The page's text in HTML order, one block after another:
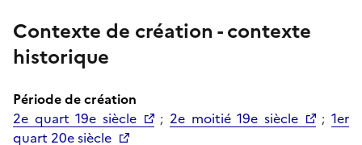
Contexte de création - contexte
historique
Période de création
2e quart 19e siècle
; 2e moitié 19e siècle ;1er
quart 20e siècle